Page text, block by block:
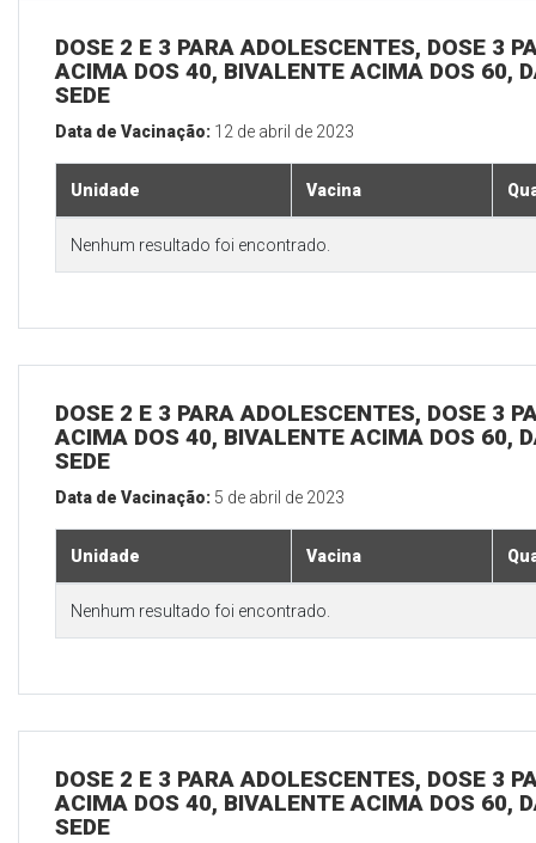
DOSE 2 E 3 PARA ADOLESCENTES, DOSE 3
ACIMA DOS 40, BIVALENTE ACIMA DOS 60,
SEDE
Data de Vacinação: 12 de abril de 2023
Unidade Vacina
Nenhum resultado foi encontrado.
DOSE 2 E 3 PARA ADOLESCENTES, DOSE 3
ACIMA DOS 40, BIVALENTE ACIMA DOS 60,
SEDE
Data de Vacinação: 5 de abril de 2023
Unidade Vacina
Nenhum resultado foi encontrado.
DOSE 2 E 3 PARA ADOLESCENTES, DOSE 3
ACIMA DOS 40, BIVALENTE ACIMA DOS 60,
SEDE